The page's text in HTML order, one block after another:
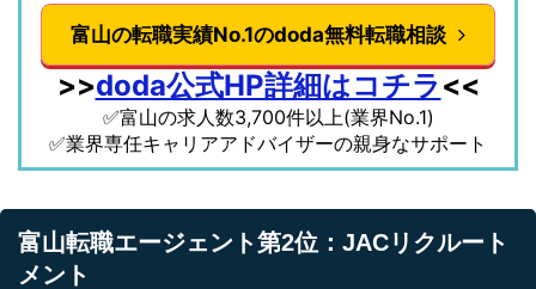
富山の転職実績No.1のdoda無料転職相談
>>doda公式HP詳細はコチラ <<
✅富山の求人数3,700件以上(業界No.1)
✅業界専任キャリアアドバイザーの親身なサポート
富山転職エージェント第2位：JACリクルート
メント